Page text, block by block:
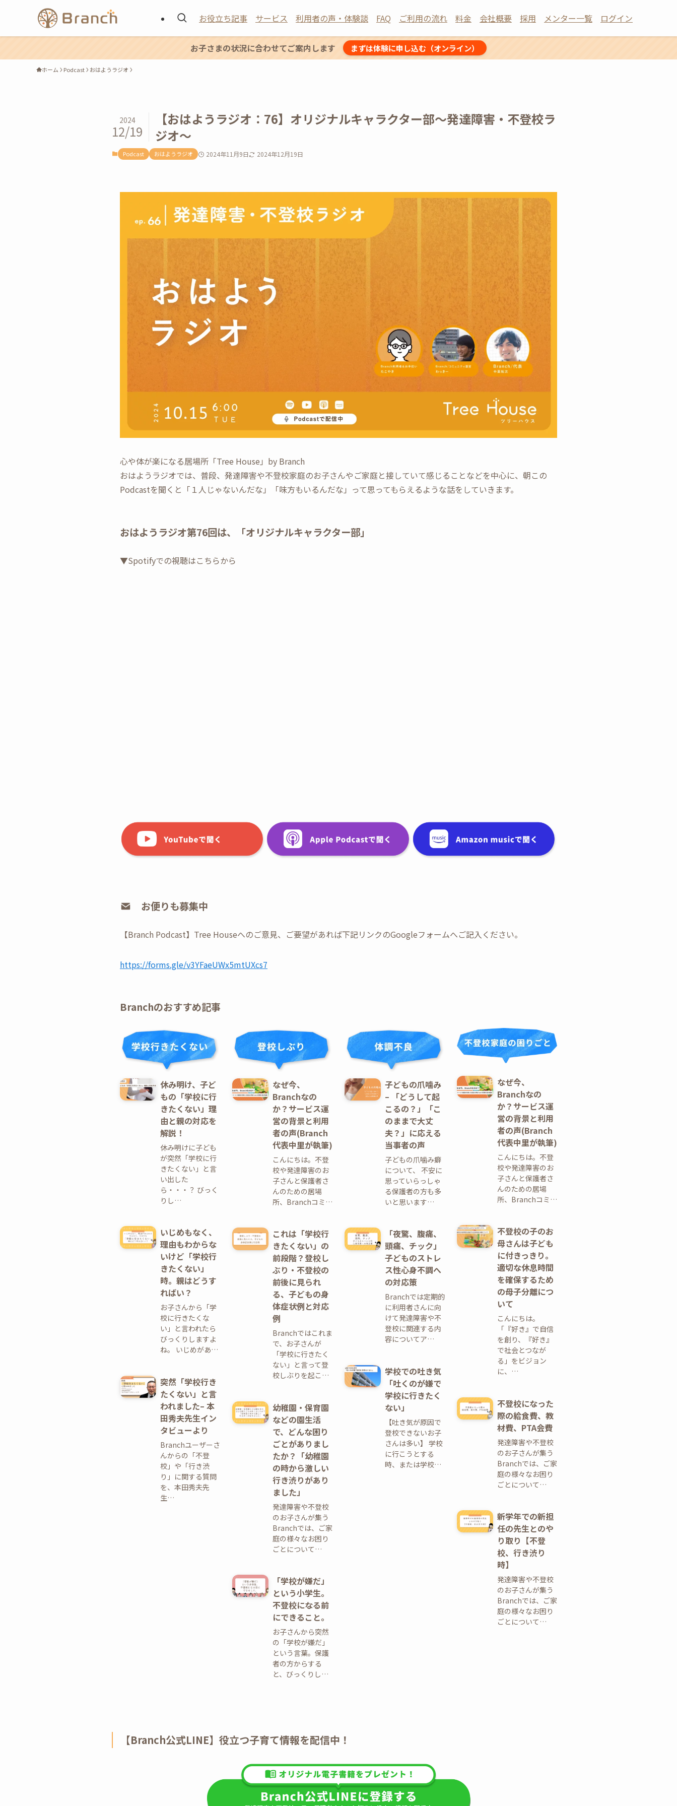
お役立ち記事 サービス 利用者の声・体験談 FAQ ご利用の流れ 料金 会社概要 採用 メンター一覧 ログイン
お子さまの状況に合わせてご案内します まずは体験に申し込む（オンライン）
ホーム Podcast おはようラジオ
【おはようラジオ：76】オリジナルキャラクター部〜発達障害・不登校ラ
ジオ〜
2024
12/19
Podcast おはようラジオ 2024年11月9日 2024年12月19日
心や体が楽になる居場所「Tree House」by Branch
おはようラジオでは、普段、発達障害や不登校家庭のお子さんやご家庭と接していて感じることなどを中心に、朝この
Podcastを聞くと「１人じゃないんだな」「味方もいるんだな」って思ってもらえるような話をしていきます。
おはようラジオ第76回は、「オリジナルキャラクター部」
▼Spotifyでの視聴はこちらから
お便りも募集中
【Branch Podcast】Tree Houseへのご意見、ご要望があれば下記リンクのGoogleフォームへご記入ください。
⁠https://forms.gle/v3YFaeUWx5mtUXcs7
Branchのおすすめ記事
休み明け、子ど
もの「学校に行
きたくない」理
由と親の対応を
解説！
休み明けに子ども
が突然「学校に行
きたくない」と言
い出した
ら・・・？ びっく
りし…
いじめもなく、
理由もわからな
いけど「学校行
きたくない」
時。親はどうす
ればい？
お子さんから「学
校に行きたくな
い」と言われたら
びっくりしますよ
ね。 いじめがあ…
突然「学校行き
たくない」と言
われました– 本
田秀夫先生イン
タビューより
Branchユーザーさ
んからの「不登
校」や「行き渋
り」に関する質問
を、本田秀夫先
生…
なぜ今、
Branchなの
か？サービス運
営の背景と利用
者の声(Branch
代表中里が執筆)
こんにちは。不登
校や発達障害のお
子さんと保護者さ
んのための居場
所、Branchコミ…
これは「学校行
きたくない」の
前段階？登校し
ぶり・不登校の
前後に見られ
る、子どもの身
体症状例と対応
例
Branchではこれま
で、お子さんが
「学校に行きたく
ない」と言って登
校しぶりを起こ…
幼稚園・保育園
などの園生活
で、どんな困り
ごとがありまし
たか？「幼稚園
の時から激しい
行き渋りがあり
ました」
発達障害や不登校
のお子さんが集う
Branchでは、ご家
庭の様々なお困り
ごとについて…
「学校が嫌だ」
という小学生。
不登校になる前
にできること。
お子さんから突然
の「学校が嫌だ」
という言葉。保護
者の方からする
と、びっくりし…
子どもの爪噛み
– 「どうして起
こるの？」「こ
のままで大丈
夫？」に応える
当事者の声
子どもの爪噛み癖
について、 不安に
思っていらっしゃ
る保護者の方も多
いと思います…
「夜驚、腹痛、
頭痛、チック」
子どものストレ
ス性心身不調へ
の対応策
Branchでは定期的
に利用者さんに向
けて発達障害や不
登校に関連する内
容についてア…
学校での吐き気
「吐くのが嫌で
学校に行きたく
ない」
【吐き気が原因で
登校できないお子
さんは多い】 学校
に行こうとする
時、または学校…
なぜ今、
Branchなの
か？サービス運
営の背景と利用
者の声(Branch
代表中里が執筆)
こんにちは。不登
校や発達障害のお
子さんと保護者さ
んのための居場
所、Branchコミ…
不登校の子のお
母さんは子ども
に付きっきり。
適切な休息時間
を確保するため
の母子分離につ
いて
こんにちは。
「『好き』で自信
を創り、『好き』
で社会とつなが
る」をビジョン
に、…
不登校になった
際の給食費、教
材費、PTA会費
発達障害や不登校
のお子さんが集う
Branchでは、ご家
庭の様々なお困り
ごとについて…
新学年での新担
任の先生とのや
り取り【不登
校、行き渋り
時】
発達障害や不登校
のお子さんが集う
Branchでは、ご家
庭の様々なお困り
ごとについて…
【Branch公式LINE】役立つ子育て情報を配信中！